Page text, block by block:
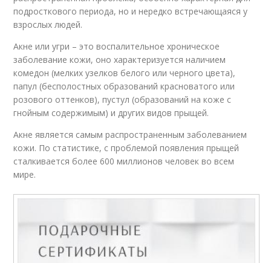
подросткового периода, но и нередко встречающаяся у
взрослых людей.
Акне или угри – это воспалительное хроническое
заболевание кожи, оно характеризуется наличием
комедон (мелких узелков белого или черного цвета),
папул (бесполостных образований красноватого или
розового оттенков), пустул (образований на коже с
гнойным содержимым) и других видов прыщей.
Акне является самым распространенным заболеванием
кожи. По статистике, с проблемой появления прыщей
сталкивается более 600 миллионов человек во всем
мире.